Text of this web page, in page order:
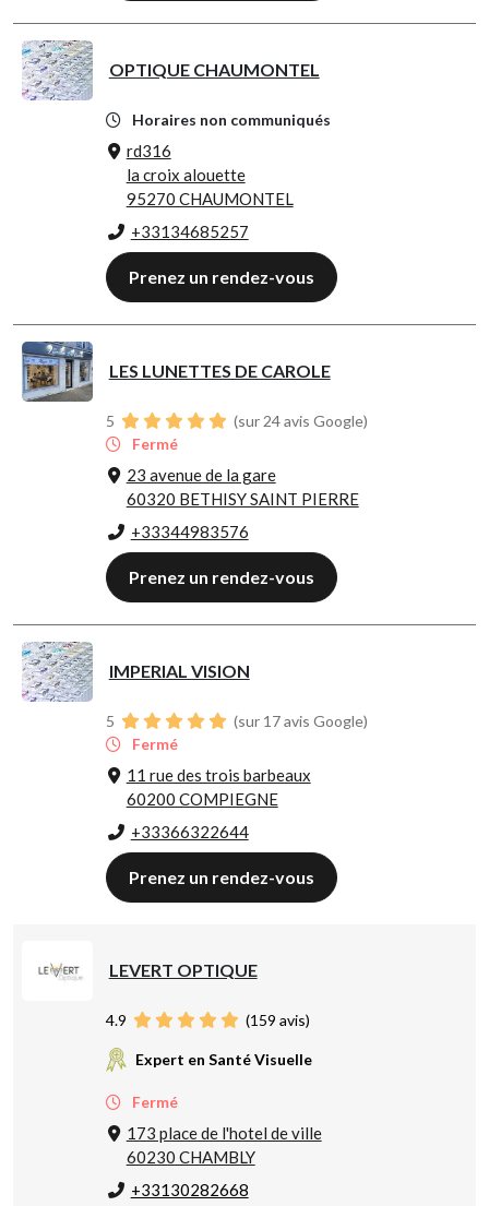
OPTIQUE CHAUMONTEL
Horaires non communiqués
rd316
la croix alouette
95270 CHAUMONTEL
+33134685257
Prenez un rendez-vous
LES LUNETTES DE CAROLE
5
(sur 24 avis Google)
Fermé
23 avenue de la gare
60320 BETHISY SAINT PIERRE
+33344983576
Prenez un rendez-vous
IMPERIAL VISION
5
(sur 17 avis Google)
Fermé
11 rue des trois barbeaux
60200 COMPIEGNE
+33366322644
Prenez un rendez-vous
LEVERT OPTIQUE
4.9 (159 avis)
Expert en Santé Visuelle
Fermé
173 place de l'hotel de ville
60230 CHAMBLY
+33130282668